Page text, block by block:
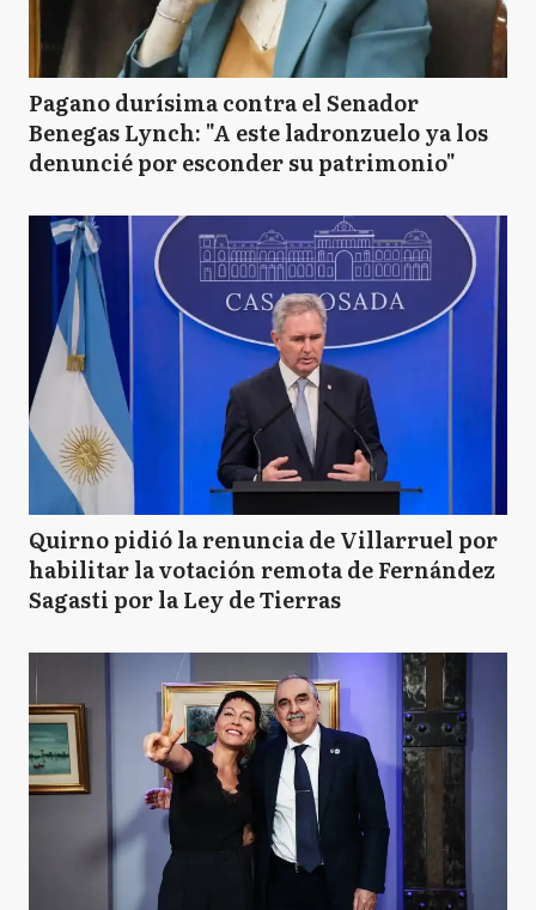
Pagano durísima contra el Senador
Benegas Lynch: "A este ladronzuelo ya los
denuncié por esconder su patrimonio"
Quirno pidió la renuncia de Villarruel por
habilitar la votación remota de Fernández
Sagasti por la Ley de Tierras